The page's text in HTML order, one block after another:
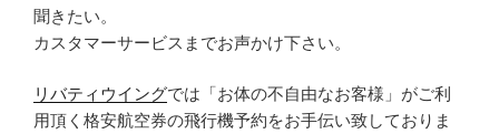
聞きたい。
カスタマーサービスまでお声かけ下さい。
リバティウイングでは「お体の不自由なお客様」がご利
用頂く格安航空券の飛行機予約をお手伝い致しておりま